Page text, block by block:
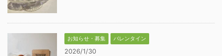
お知らせ・募集 バレンタイン
2026/1/30